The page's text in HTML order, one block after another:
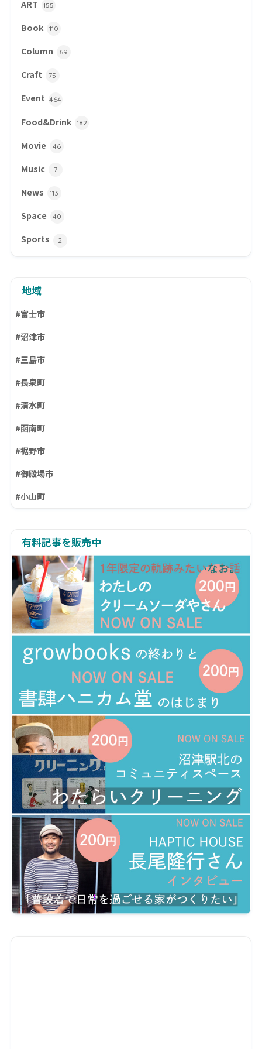
ART 155
Book 110
Column 69
Craft 75
Event 464
Food&Drink 182
Movie 46
Music 7
News 113
Space 40
Sports 2
地域
#富士市
#沼津市
#三島市
#長泉町
#清水町
#函南町
#裾野市
#御殿場市
#小山町
有料記事を販売中